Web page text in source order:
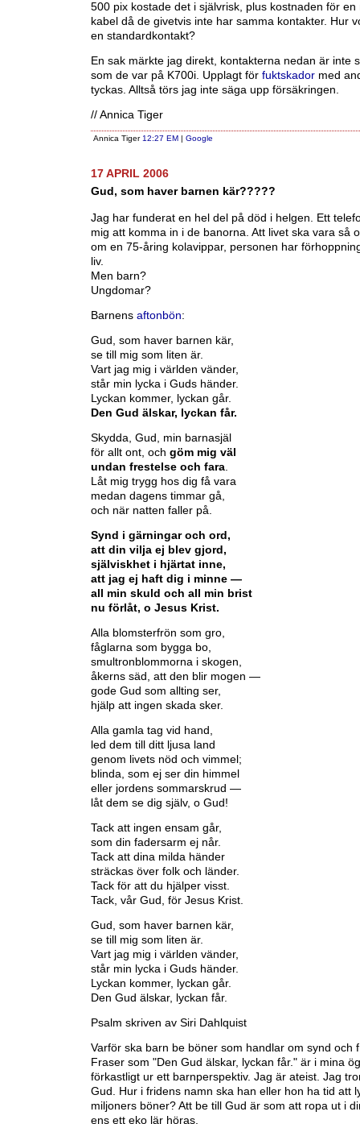
500 pix kostade det i självrisk, plus kostnaden för en
kabel då de givetvis inte har samma kontakter. Hur
en standardkontakt?
En sak märkte jag direkt, kontakterna nedan är inte
som de var på K700i. Upplagt för fuktskador med
tyckas. Alltså törs jag inte säga upp försäkringen.
// Annica Tiger
Annica Tiger 12:27 EM | Google
17 APRIL 2006
Gud, som haver barnen kär?????
Jag har funderat en hel del på död i helgen. Ett
mig att komma in i de banorna. Att livet ska vara så
om en 75-åring kolavippar, personen har
liv.
Men barn?
Ungdomar?
Barnens aftonbön:
Gud, som haver barnen kär,
se till mig som liten är.
Vart jag mig i världen vänder,
står min lycka i Guds händer.
Lyckan kommer, lyckan går.
Den Gud älskar, lyckan får.
Skydda, Gud, min barnasjäl
för allt ont, och göm mig väl
undan frestelse och fara.
Låt mig trygg hos dig få vara
medan dagens timmar gå,
och när natten faller på.
Synd i gärningar och ord,
att din vilja ej blev gjord,
själviskhet i hjärtat inne,
att jag ej haft dig i minne —
all min skuld och all min brist
nu förlåt, o Jesus Krist.
Alla blomsterfrön som gro,
fåglarna som bygga bo,
smultronblommorna i skogen,
åkerns säd, att den blir mogen —
gode Gud som allting ser,
hjälp att ingen skada sker.
Alla gamla tag vid hand,
led dem till ditt ljusa land
genom livets nöd och vimmel;
blinda, som ej ser din himmel
eller jordens sommarskrud —
låt dem se dig själv, o Gud!
Tack att ingen ensam går,
som din fadersarm ej når.
Tack att dina milda händer
sträckas över folk och länder.
Tack för att du hjälper visst.
Tack, vår Gud, för Jesus Krist.
Gud, som haver barnen kär,
se till mig som liten är.
Vart jag mig i världen vänder,
står min lycka i Guds händer.
Lyckan kommer, lyckan går.
Den Gud älskar, lyckan får.
Psalm skriven av Siri Dahlquist
Varför ska barn be böner som handlar om synd och
Fraser som "Den Gud älskar, lyckan får." är i mina
förkastligt ur ett barnperspektiv. Jag är ateist. Jag
Gud. Hur i fridens namn ska han eller hon ha tid att
miljoners böner? Att be till Gud är som att ropa ut i
ens ett eko lär höras.